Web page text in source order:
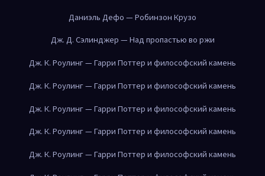
Даниэль Дефо — Робинзон Крузо
Дж. Д. Сэлинджер — Над пропастью во ржи
Дж. К. Роулинг — Гарри Поттер и философский камень
Дж. К. Роулинг — Гарри Поттер и философский камень
Дж. К. Роулинг — Гарри Поттер и философский камень
Дж. К. Роулинг — Гарри Поттер и философский камень
Дж. К. Роулинг — Гарри Поттер и философский камень